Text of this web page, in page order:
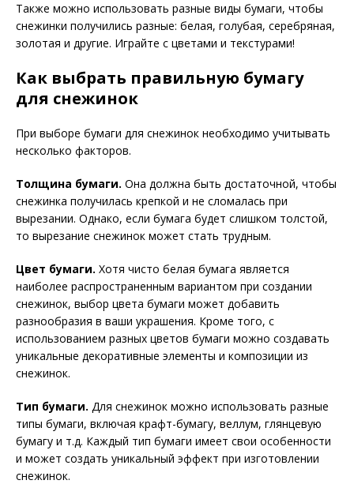
Также можно использовать разные виды бумаги, чтобы
снежинки получились разные: белая, голубая, серебряная,
золотая и другие. Играйте с цветами и текстурами!
Как выбрать правильную бумагу
для снежинок
При выборе бумаги для снежинок необходимо учитывать
несколько факторов.
Толщина бумаги. Она должна быть достаточной, чтобы
снежинка получилась крепкой и не сломалась при
вырезании. Однако, если бумага будет слишком толстой,
то вырезание снежинок может стать трудным.
Цвет бумаги. Хотя чисто белая бумага является
наиболее распространенным вариантом при создании
снежинок, выбор цвета бумаги может добавить
разнообразия в ваши украшения. Кроме того, с
использованием разных цветов бумаги можно создавать
уникальные декоративные элементы и композиции из
снежинок.
Тип бумаги. Для снежинок можно использовать разные
типы бумаги, включая крафт-бумагу, веллум, глянцевую
бумагу и т.д. Каждый тип бумаги имеет свои особенности
и может создать уникальный эффект при изготовлении
снежинок.